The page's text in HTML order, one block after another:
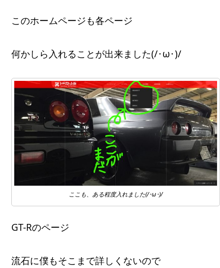
このホームページも各ページ
何かしら入れることが出来ました(/･ω･)/
ここも、ある程度入れました(/･ω･)/
GT-Rのページ
流石に僕もそこまで詳しくないので